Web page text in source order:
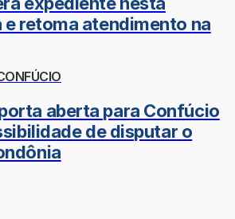
retoma atendimento na
aberta para Confúcio
de disputar o